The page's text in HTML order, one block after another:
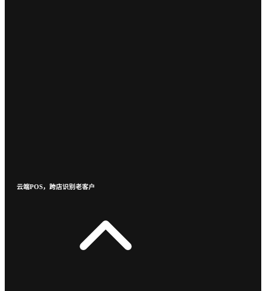
云端POS，跨店识别老客户